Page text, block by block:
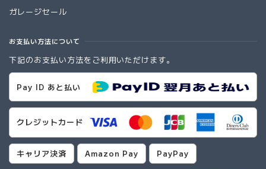
ガレージセール
お支払い方法について
下記のお支払い方法をご利用いただけます。
Pay ID あと払い
クレジットカード
キャリア決済 Amazon Pay PayPay